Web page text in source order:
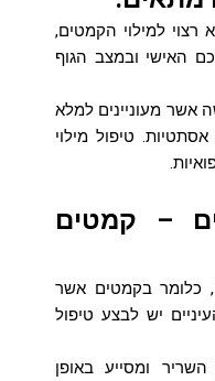
רצוי למילוי הקמטים,
האישי ובמצב הגוף
אשר מעוניינים למלא
טיפול מילוי
– קמטים
כלומר בקמטים אשר
יש לבצע טיפול
ומסייע באופן